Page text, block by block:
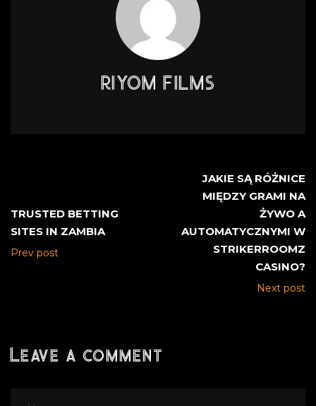
RIYOM FILMS
TRUSTED BETTING
SITES IN ZAMBIA
Prev post
JAKIE SĄ RÓŻNICE
MIĘDZY GRAMI NA
ŻYWO A
AUTOMATYCZNYMI W
STRIKERROOMZ
CASINO?
Next post
Leave a comment